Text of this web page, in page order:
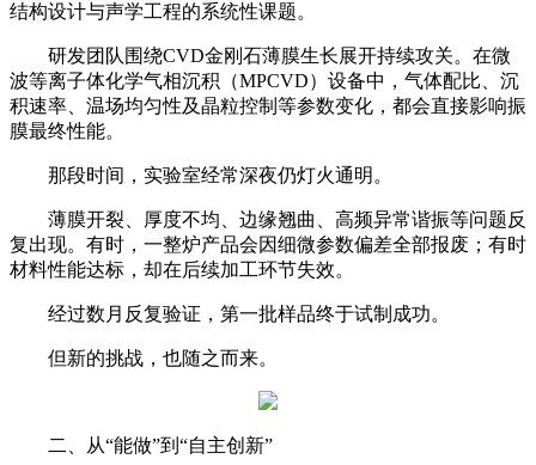
结构设计与声学工程的系统性课题。
研发团队围绕CVD金刚石薄膜生长展开持续攻关。在微
波等离子体化学气相沉积（MPCVD）设备中，气体配比、沉
积速率、温场均匀性及晶粒控制等参数变化，都会直接影响振
膜最终性能。
那段时间，实验室经常深夜仍灯火通明。
薄膜开裂、厚度不均、边缘翘曲、高频异常谐振等问题反
复出现。有时，一整炉产品会因细微参数偏差全部报废；有时
材料性能达标，却在后续加工环节失效。
经过数月反复验证，第一批样品终于试制成功。
但新的挑战，也随之而来。
二、从“能做”到“自主创新”